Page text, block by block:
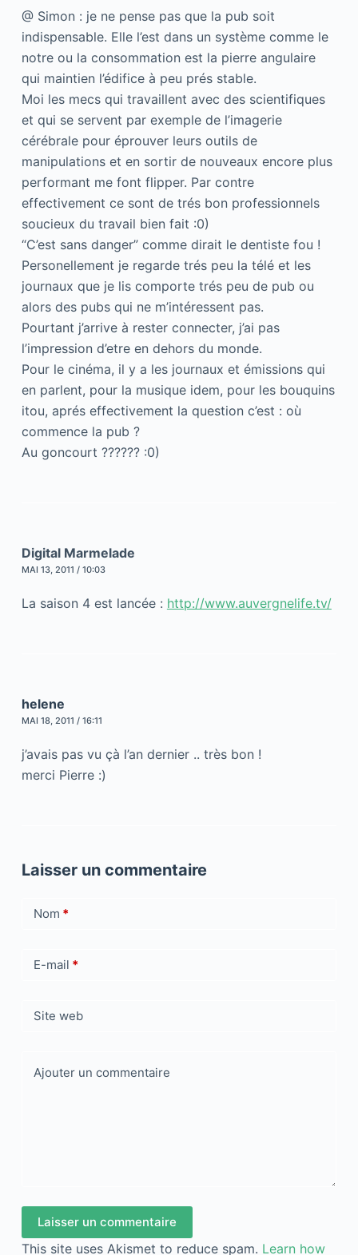
@ Simon : je ne pense pas que la pub soit
indispensable. Elle l’est dans un système comme le
notre ou la consommation est la pierre angulaire
qui maintien l’édifice à peu prés stable.
Moi les mecs qui travaillent avec des scientifiques
et qui se servent par exemple de l’imagerie
cérébrale pour éprouver leurs outils de
manipulations et en sortir de nouveaux encore plus
performant me font flipper. Par contre
effectivement ce sont de trés bon professionnels
soucieux du travail bien fait :0)
“C’est sans danger” comme dirait le dentiste fou !
Personellement je regarde trés peu la télé et les
journaux que je lis comporte trés peu de pub ou
alors des pubs qui ne m’intéressent pas.
Pourtant j’arrive à rester connecter, j’ai pas
l’impression d’etre en dehors du monde.
Pour le cinéma, il y a les journaux et émissions qui
en parlent, pour la musique idem, pour les bouquins
itou, aprés effectivement la question c’est : où
commence la pub ?
Au goncourt ?????? :0)
Digital Marmelade
MAI 13, 2011 / 10:03
La saison 4 est lancée : http://www.auvergnelife.tv/
helene
MAI 18, 2011 / 16:11
j’avais pas vu çà l’an dernier .. très bon !
merci Pierre :)
Laisser un commentaire
Nom *
E-mail *
Site web
Ajouter un commentaire
Laisser un commentaire
This site uses Akismet to reduce spam. Learn how